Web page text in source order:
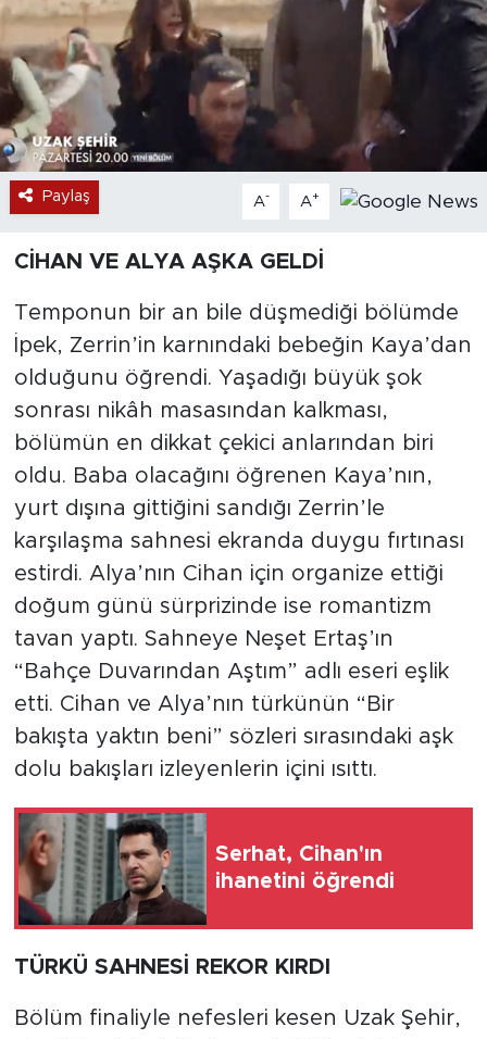
Paylaş A- A+
CİHAN VE ALYA AŞKA GELDİ
Temponun bir an bile düşmediği bölümde
İpek, Zerrin’in karnındaki bebeğin Kaya’dan
olduğunu öğrendi. Yaşadığı büyük şok
sonrası nikâh masasından kalkması,
bölümün en dikkat çekici anlarından biri
oldu. Baba olacağını öğrenen Kaya’nın,
yurt dışına gittiğini sandığı Zerrin’le
karşılaşma sahnesi ekranda duygu fırtınası
estirdi. Alya’nın Cihan için organize ettiği
doğum günü sürprizinde ise romantizm
tavan yaptı. Sahneye Neşet Ertaş’ın
“Bahçe Duvarından Aştım” adlı eseri eşlik
etti. Cihan ve Alya’nın türkünün “Bir
bakışta yaktın beni” sözleri sırasındaki aşk
dolu bakışları izleyenlerin içini ısıttı.
Serhat, Cihan'ın
ihanetini öğrendi
TÜRKÜ SAHNESİ REKOR KIRDI
Bölüm finaliyle nefesleri kesen Uzak Şehir,